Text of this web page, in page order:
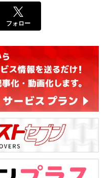
フォロー